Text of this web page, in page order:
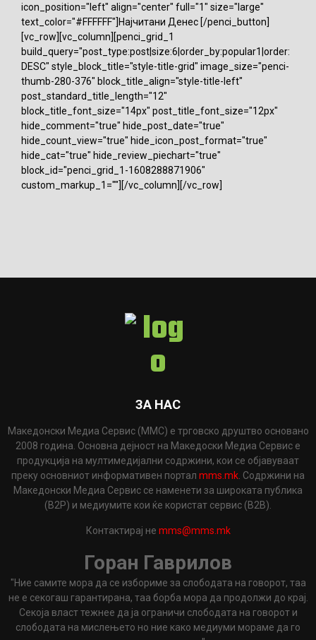
icon_position="left" align="center" full="1" size="large"
text_color="#FFFFFF"]Најчитани Денес [/penci_button]
[vc_row][vc_column][penci_grid_1
build_query="post_type:post|size:6|order_by:popular1|order:
DESC" style_block_title="style-title-grid" image_size="penci-
thumb-280-376" block_title_align="style-title-left"
post_standard_title_length="12"
block_title_font_size="14px" post_title_font_size="12px"
hide_comment="true" hide_post_date="true"
hide_count_view="true" hide_icon_post_format="true"
hide_cat="true" hide_review_piechart="true"
block_id="penci_grid_1-1608288871906"
custom_markup_1=""][/vc_column][/vc_row]
ЗА НАС
Македонски Медиа Сервис (ММС) е трговско друштво основано
2008 година. Основна дејност на Македоски Медиа Сервис е
продукција на мултимедијални содржини, кои се објавуваат
преку основниот информативен портал mms.mk . Содржини на
Македонски Медиа Сервис се наменети за широката публика
(B2P) и медиумите кои ќе користат сервис (B2B).
Контактирај не mms@mms.mk
Горан Гаврилов
"Ние самите мора да се избориме за слободата на говорот, таа
не е секогаш гарантирана, таа борба мора да продолжи до крај.
Секоја власт тежнее да ја ограничи слободата на говорот и
слободата на мислењето но ние како медиуми мораме да го